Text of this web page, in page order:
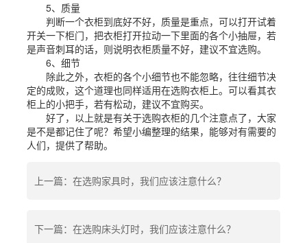
5、质量
判断一个衣柜到底好不好，质量是重点，可以打开试着
开关一下柜门，把衣柜打开拉动一下里面的各个小抽屉，若
是声音刺耳的话，则说明衣柜质量不好，建议不宜选购。
6、细节
除此之外，衣柜的各个小细节也不能忽略，往往细节决
定的成败，这个道理也同样适用在选购衣柜上。可以看其衣
柜上的小把手，若有松动，建议不宜购买。
好了，以上就是有关于选购衣柜的几个注意点了，大家
是不是都记住了呢？希望小编整理的结果，能够对有需要的
人们，提供了帮助。
上一篇：在选购家具时，我们应该注意什么？
下一篇：在选购床头灯时，我们应该注意什么？